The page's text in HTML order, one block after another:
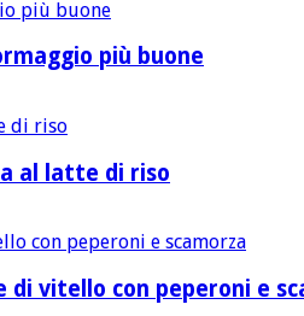
più buone
al latte di riso
di vitello con peperoni e